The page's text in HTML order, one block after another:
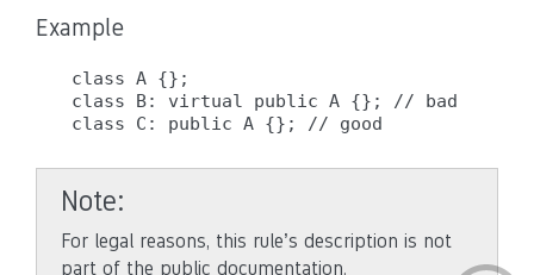
Example
class A {};
class B: virtual public A {}; // bad
Note
For legal reasons, this rule’s description is not
part of the public documentation.